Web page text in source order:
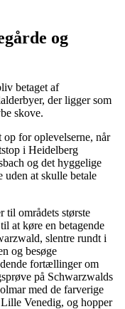
og
betaget af
der ligger som
skove.
op for oplevelserne, når
i Heidelberg
og det hyggelige
at skulle betale
til områdets største
at køre en betagende
slentre rundt i
og besøge
fortællinger om
på Schwarzwalds
med de farverige
Venedig, og hopper